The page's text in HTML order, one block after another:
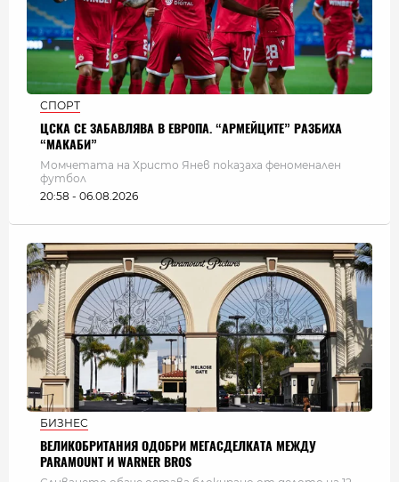
СПОРТ
ЦСКА СЕ ЗАБАВЛЯВА В ЕВРОПА. “АРМЕЙЦИТЕ” РАЗБИХА
“МАКАБИ”
Момчетата на Христо Янев показаха феноменален
футбол
20:58 - 06.08.2026
БИЗНЕС
ВЕЛИКОБРИТАНИЯ ОДОБРИ МЕГАСДЕЛКАТА МЕЖДУ
PARAMOUNT И WARNER BROS